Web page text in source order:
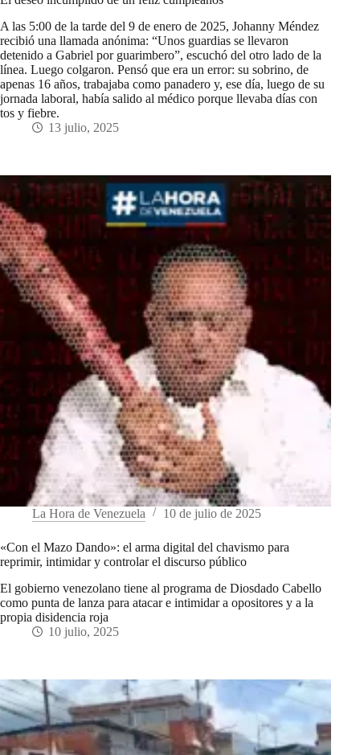
A las 5:00 de la tarde del 9 de enero de 2025, Johanny Méndez
recibió una llamada anónima: “Unos guardias se llevaron
detenido a Gabriel por guarimbero”, escuchó del otro lado de la
línea. Luego colgaron. Pensó que era un error: su sobrino, de
apenas 16 años, trabajaba como panadero y, ese día, luego de su
jornada laboral, había salido al médico porque llevaba días con
tos y fiebre.
13 julio, 2025
La Hora de Venezuela 10 de julio de 2025
«Con el Mazo Dando»: el arma digital del chavismo para
reprimir, intimidar y controlar el discurso público
El gobierno venezolano tiene al programa de Diosdado Cabello
como punta de lanza para atacar e intimidar a opositores y a la
propia disidencia roja
10 julio, 2025